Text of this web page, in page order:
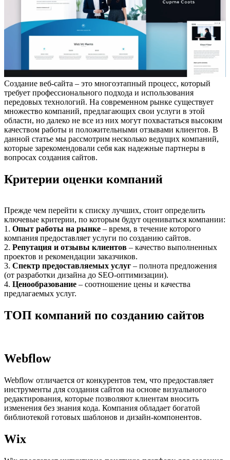
Создание веб-сайта – это многоэтапный процесс, который
требует профессионального подхода и использования
передовых технологий. На современном рынке существует
множество компаний, предлагающих свои услуги в этой
области, но далеко не все из них могут похвастаться высоким
качеством работы и положительными отзывами клиентов. В
данной статье мы рассмотрим несколько ведущих компаний,
которые зарекомендовали себя как надежные партнеры в
вопросах создания сайтов.
Критерии оценки компаний
Прежде чем перейти к списку лучших, стоит определить
ключевые критерии, по которым будут оцениваться компании:
1. Опыт работы на рынке – время, в течение которого
компания предоставляет услуги по созданию сайтов.
2. Репутация и отзывы клиентов – качество выполненных
проектов и рекомендации заказчиков.
3. Спектр предоставляемых услуг – полнота предложения
(от разработки дизайна до SEO-оптимизации).
4. Ценообразование – соотношение цены и качества
предлагаемых услуг.
ТОП компаний по созданию сайтов
Webflow
Webflow отличается от конкурентов тем, что предоставляет
инструменты для создания сайтов на основе визуального
редактирования, которые позволяют клиентам вносить
изменения без знания кода. Компания обладает богатой
библиотекой готовых шаблонов и дизайн-компонентов.
Wix